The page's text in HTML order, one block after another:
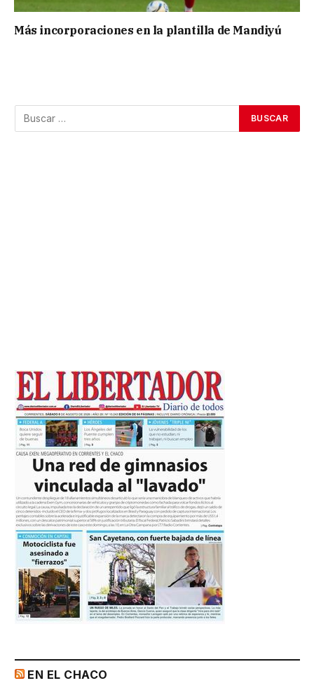
Más incorporaciones en la plantilla de Mandiyú
EN EL CHACO